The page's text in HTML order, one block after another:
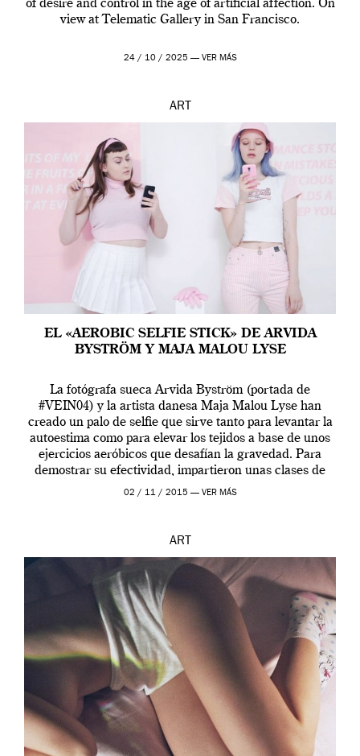
of desire and control in the age of artificial affection. On
view at Telematic Gallery in San Francisco.
24 / 10 / 2025 — VER MÁS
ART
EL «AEROBIC SELFIE STICK» DE ARVIDA
BYSTRÖM Y MAJA MALOU LYSE
La fotógrafa sueca Arvida Byström (portada de
#VEIN04) y la artista danesa Maja Malou Lyse han
creado un palo de selfie que sirve tanto para levantar la
autoestima como para elevar los tejidos a base de unos
ejercicios aeróbicos que desafían la gravedad. Para
demostrar su efectividad, impartieron unas clases de
prueba en el Tate […]
02 / 11 / 2015 — VER MÁS
ART